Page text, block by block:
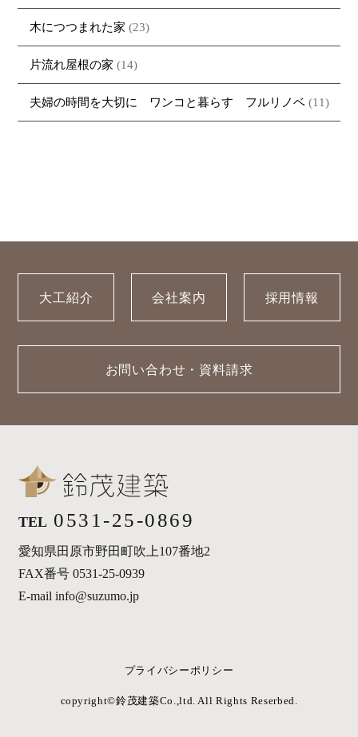
木につつまれた家 (23)
片流れ屋根の家 (14)
夫婦の時間を大切に ワンコと暮らす フルリノベ (11)
大工紹介 会社案内 採用情報
お問い合わせ・資料請求
TEL 0531-25-0869
愛知県田原市野田町吹上107番地2
FAX番号 0531-25-0939
E-mail info@suzumo.jp
プライバシーポリシー
copyright©︎鈴茂建築Co.,ltd. All Rights Reserbed.